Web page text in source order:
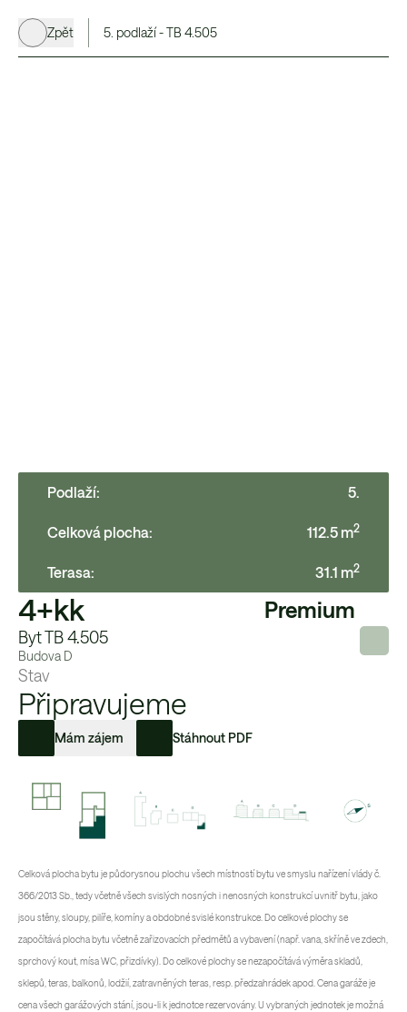
Zpět 5. podlaží - TB 4.505
4+kk Premium
Byt TB 4.505
Budova D
Podlaží: 5.
Celková plocha: 112.5 m2
Terasa: 31.1 m2
Stav
Připravujeme
Mám zájem Stáhnout PDF
Celková plocha bytu je půdorysnou plochu všech místností bytu ve smyslu nařízení vlády č.
366/2013 Sb., tedy včetně všech svislých nosných i nenosných konstrukcí uvnitř bytu, jako
jsou stěny, sloupy, pilíře, komíny a obdobné svislé konstrukce. Do celkové plochy se
započítává plocha bytu včetně zařizovacích předmětů a vybavení (např. vana, skříně ve zdech,
sprchový kout, mísa WC, přizdívky). Do celkové plochy se nezapočítává výměra skladů,
sklepů, teras, balkonů, lodžií, zatravněných teras, resp. předzahrádek apod. Cena garáže je
cena všech garážových stání, jsou-li k jednotce rezervovány. U vybraných jednotek je možná